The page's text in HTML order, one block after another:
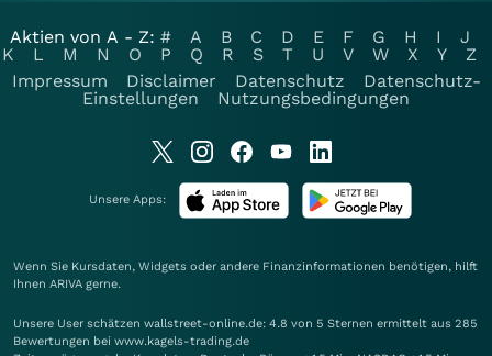
Aktien von A - Z: # A B C D E F G H I
J
K
L M N O P Q R S T U V W X Y
Z
Impressum
Disclaimer Datenschutz
Datenschutz-
Einstellungen
Nutzungsbedingungen
Unsere Apps:
Wenn Sie Kursdaten, Widgets oder andere Finanzinformationen benötigen, hilft
Ihnen ARIVA gerne.
Unsere User schätzen wallstreet-online.de: 4.8 von 5 Sternen ermittelt aus 285
Bewertungen bei www.kagels-trading.de